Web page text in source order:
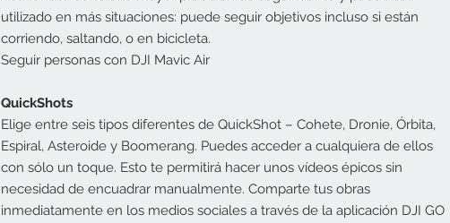
utilizado en más situaciones: puede seguir objetivos incluso si están
corriendo, saltando, o en bicicleta.
Seguir personas con DJI Mavic Air
QuickShots
Elige entre seis tipos diferentes de QuickShot – Cohete, Dronie, Órbita,
Espiral, Asteroide y Boomerang. Puedes acceder a cualquiera de ellos
con sólo un toque. Esto te permitirá hacer unos vídeos épicos sin
necesidad de encuadrar manualmente. Comparte tus obras
inmediatamente en los medios sociales a través de la aplicación DJI GO